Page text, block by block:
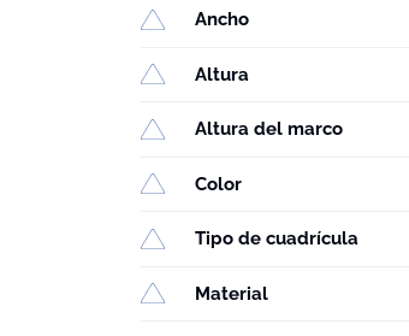
Ancho
Altura
Altura del marco
Color
Tipo de cuadrícula
Material